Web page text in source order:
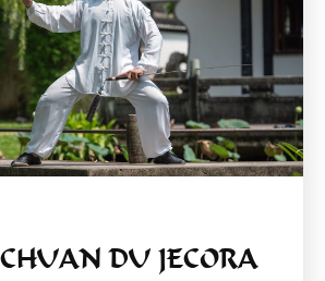
DU JECORA